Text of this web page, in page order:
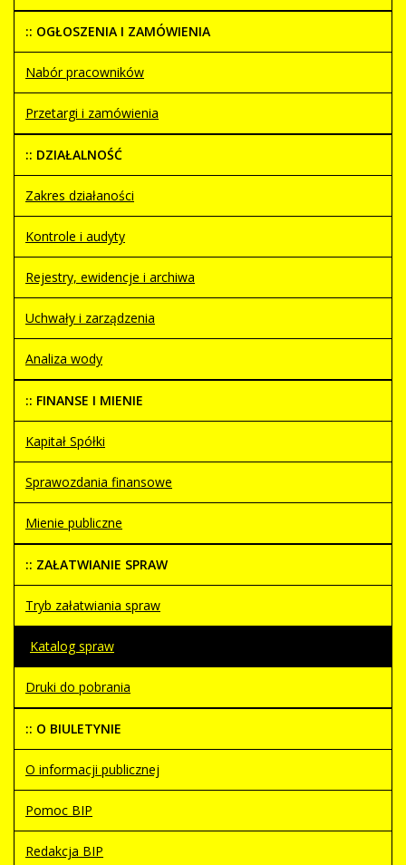
:: OGŁOSZENIA I ZAMÓWIENIA
Nabór pracowników
Przetargi i zamówienia
:: DZIAŁALNOŚĆ
Zakres działaności
Kontrole i audyty
Rejestry, ewidencje i archiwa
Uchwały i zarządzenia
Analiza wody
:: FINANSE I MIENIE
Kapitał Spółki
Sprawozdania finansowe
Mienie publiczne
:: ZAŁATWIANIE SPRAW
Tryb załatwiania spraw
Katalog spraw
Druki do pobrania
:: O BIULETYNIE
O informacji publicznej
Pomoc BIP
Redakcja BIP